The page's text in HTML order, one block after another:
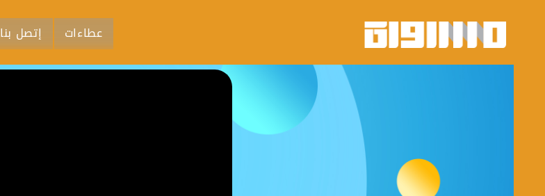
عطاءات إتصل بنا